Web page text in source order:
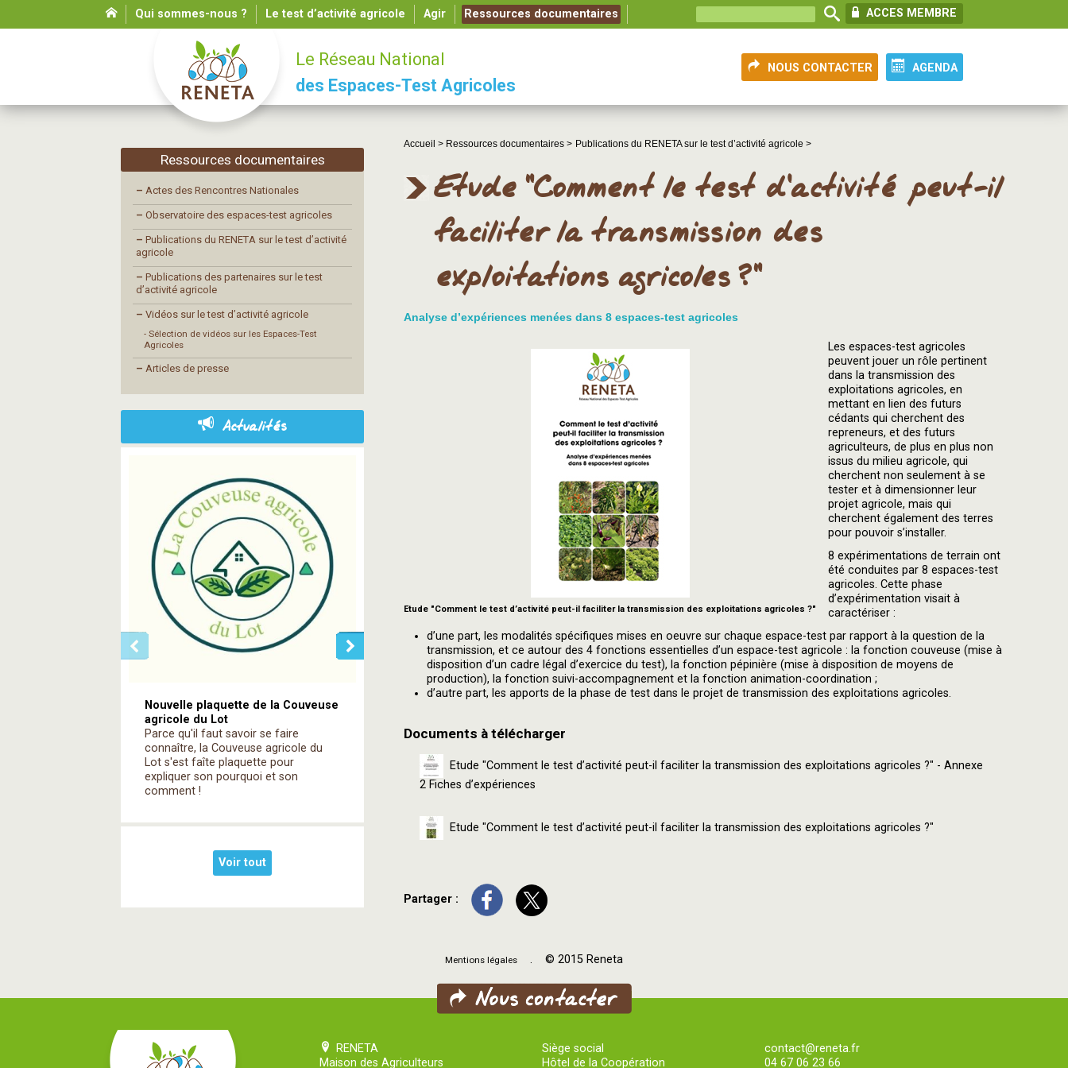
Qui sommes-nous ? Le test d’activité agricole Agir Ressources documentaires ACCES MEMBRE
AGENDA
NOUS CONTACTER
Le Réseau National
des Espaces-Test Agricoles
Accueil > Ressources documentaires > Publications du RENETA sur le test d’activité agricole >
Etude "Comment le test d’activité peut-il
faciliter la transmission des
exploitations agricoles ?"
Analyse d’expériences menées dans 8 espaces-test agricoles
Etude "Comment le test d’activité peut-il faciliter la transmission des exploitations agricoles ?"
Les espaces-test agricoles
peuvent jouer un rôle pertinent
dans la transmission des
exploitations agricoles, en
mettant en lien des futurs
cédants qui cherchent des
repreneurs, et des futurs
agriculteurs, de plus en plus non
issus du milieu agricole, qui
cherchent non seulement à se
tester et à dimensionner leur
projet agricole, mais qui
cherchent également des terres
pour pouvoir s’installer.
8 expérimentations de terrain ont
été conduites par 8 espaces-test
agricoles. Cette phase
d’expérimentation visait à
caractériser :
d’une part, les modalités spécifiques mises en oeuvre sur chaque espace-test par rapport à la question de la
transmission, et ce autour des 4 fonctions essentielles d’un espace-test agricole : la fonction couveuse (mise à
disposition d’un cadre légal d’exercice du test), la fonction pépinière (mise à disposition de moyens de
production), la fonction suivi-accompagnement et la fonction animation-coordination ;
d’autre part, les apports de la phase de test dans le projet de transmission des exploitations agricoles.
Documents à télécharger
Etude "Comment le test d’activité peut-il faciliter la transmission des exploitations agricoles ?" - Annexe
2 Fiches d’expériences
Etude "Comment le test d’activité peut-il faciliter la transmission des exploitations agricoles ?"
Partager :
Ressources documentaires
– Actes des Rencontres Nationales
– Observatoire des espaces-test agricoles
– Publications du RENETA sur le test d’activité
agricole
– Publications des partenaires sur le test
d’activité agricole
– Vidéos sur le test d’activité agricole
- Sélection de vidéos sur les Espaces-Test
Agricoles
– Articles de presse
Actualités
Nouvelle plaquette de la Couveuse
agricole du Lot
Parce qu'il faut savoir se faire
connaître, la Couveuse agricole du
Lot s'est faîte plaquette pour
expliquer son pourquoi et son
comment !
Voir tout
Mentions légales . © 2015 Reneta
RENETA
Maison des Agriculteurs
Siège social
Hôtel de la Coopération
contact@reneta.fr
04 67 06 23 66